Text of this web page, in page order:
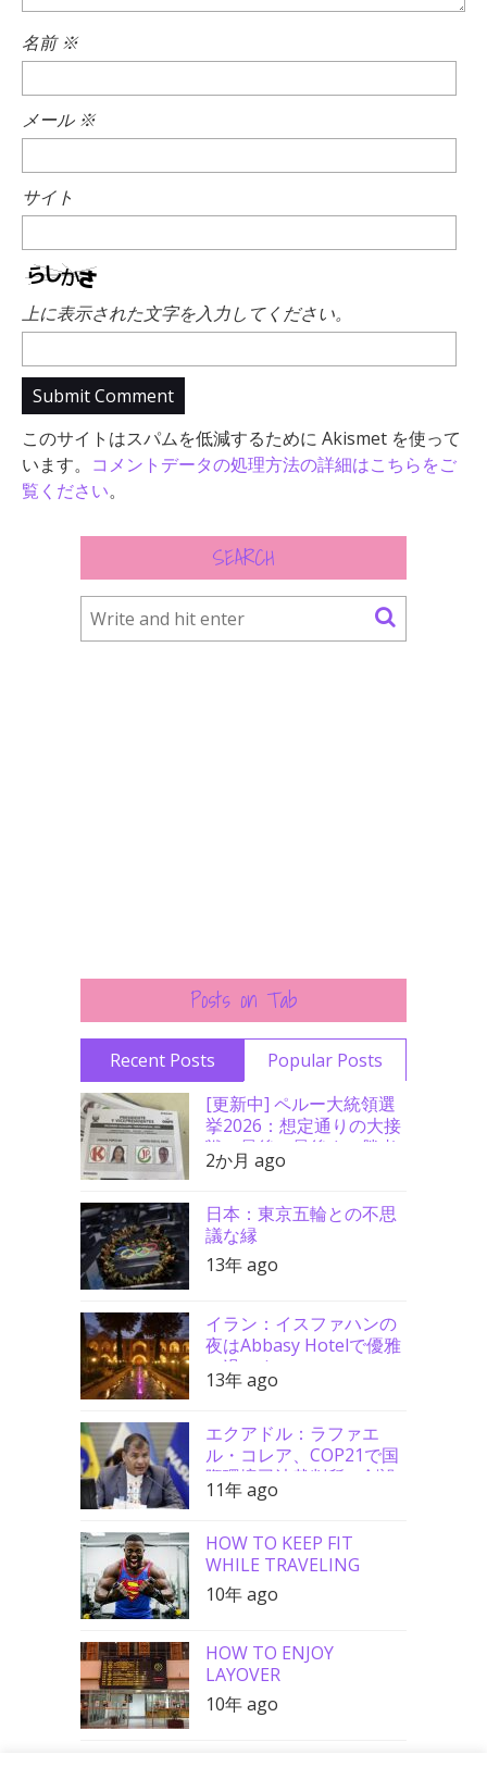
名前※
メール ※
サイト
上に表示された文字を入力してください。
このサイトはスパムを低減するために Akismet を使って
います。 コメントデータの処理方法の詳細はこちらをご
覧ください。
SEARCH
Posts on Tab
Recent Posts
Popular Posts
[更新中] ペルー大統領選
挙2026：想定通りの大接
戦、最後の最後まで勝者
分からず
2か月 ago
日本：東京五輪との不思
議な縁
13年 ago
イラン：イスファハンの
夜はAbbasy Hotelで優雅
に過ごす
13年 ago
エクアドル：ラファエ
ル・コレア、COP21で国
際環境司法裁判所の創設
を要請
11年 ago
HOW TO KEEP FIT
WHILE TRAVELING
10年 ago
HOW TO ENJOY
LAYOVER
10年 ago